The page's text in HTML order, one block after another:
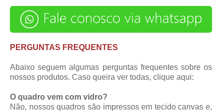
PERGUNTAS FREQUENTES
Abaixo seguem algumas perguntas frequentes sobre os
nossos produtos. Caso queira ver todas, clique aqui:
O quadro vem com vidro?
Não, nossos quadros são impressos em tecido canvas e,